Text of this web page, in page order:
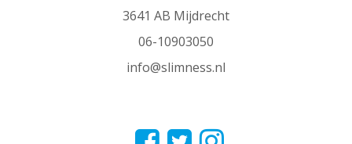
3641 AB Mijdrecht
06-10903050
info@slimness.nl